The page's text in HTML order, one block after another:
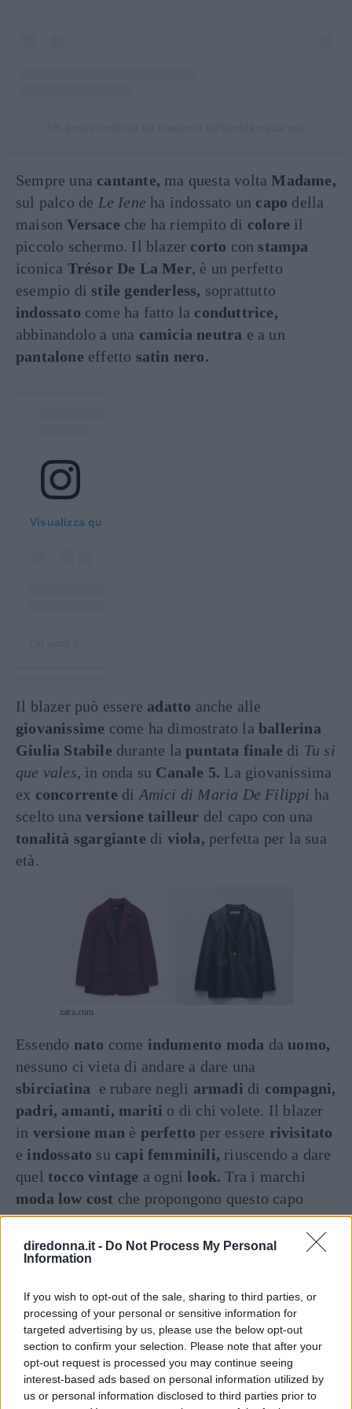
diredonna.it - Do Not Process My Personal
Information
If you wish to opt-out of the sale, sharing to third parties, or
processing of your personal or sensitive information for
targeted advertising by us, please use the below opt-out
section to confirm your selection. Please note that after your
opt-out request is processed you may continue seeing
interest-based ads based on personal information utilized by
us or personal information disclosed to third parties prior to
Sempre una cantante, ma questa voltaMadame,
sul palco de Le Iene ha indossato un capo della
maisonVersace che ha riempito di colore il
piccolo schermo. Il blazer corto con stampa
iconica Trésor De La Mer, è un perfetto
esempio di stile genderless, soprattutto
indossato come ha fatto la conduttrice,
abbinandolo a una camicia neutra e a un
pantalone effetto satin nero.
Visualizza questo post su Instagram
Il blazer può essere adatto anche alle
giovanissime come ha dimostrato laballerina
Giulia Stabile durante lapuntata finale di Tu si
que vales, in onda su Canale 5. La giovanissima
ex concorrente di Amici di Maria De Filippi ha
scelto unaversione tailleur del capo con una
tonalità sgargiante di viola, perfetta per la sua
età.
zara.com
Essendo nato come indumento moda dauomo,
nessuno ci vieta di andare a dare una
sbirciatina e rubare negli armadi di compagni,
padri, amanti, mariti o di chi volete. Il blazer
in versione man è perfetto per essere rivisitato
e indossato su capi femminili, riuscendo a dare
quel tocco vintage a ogni look. Tra i marchi
moda low cost che propongono questo capo
l’aziendaspagnolaZaraoffre valide
alternative,come unblazer colorvinaccia
o in
pellecome impongono le
Seguici anche su Google News!
CONDIVIDI SU
CONDIVIDI SU
TWITTER
CONDIVIDI SU
WHATSAPP